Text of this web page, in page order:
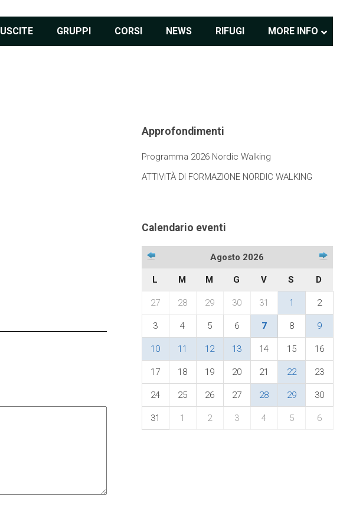
USCITE GRUPPI CORSI NEWS RIFUGI MORE INFO
Approfondimenti
Programma 2026 Nordic Walking
ATTIVITÀ DI FORMAZIONE NORDIC WALKING
Calendario eventi
Agosto 2026
L M M G V S D
27 28 29 30 31 1 2
3 4 5 6 7 8 9
10 11 12 13 14 15 16
17 18 19 20 21 22 23
24 25 26 27 28 29 30
31 1 2 3 4 5 6